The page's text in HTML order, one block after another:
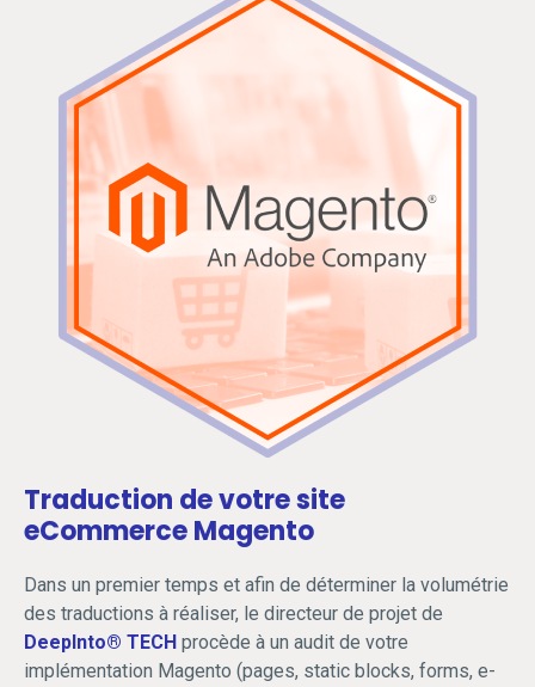
Traduction de votre site
eCommerce Magento
Dans un premier temps et afin de déterminer la volumétrie
des traductions à réaliser, le directeur de projet de
DeepInto® TECH procède à un audit de votre
implémentation Magento (pages, static blocks, forms, e-